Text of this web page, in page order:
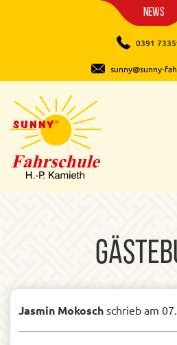
News
0391
sunny@sunny-
Jasmin Mokosch schrieb am